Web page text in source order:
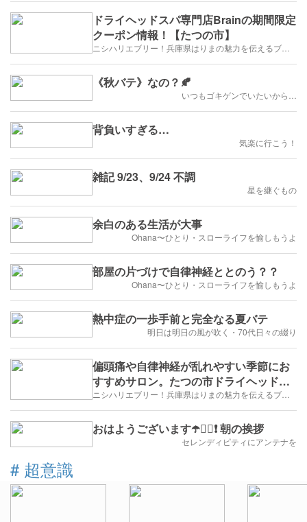
ドライヘッドスパ専門店Brainの期間限定
クーポン情報！【たつの市】
ニシハリエブリー！兵庫県はりまの魅力を伝えるブログ【西播磨】
《秋バテ》なの？🍂
いつもゴキゲンでいたいから…
背負いすぎる…
気楽に行こう！
雑記 9/23、9/24 不調
星を継ぐもの
余白のある生活が大事
Ohana〜ひとり・スローライフを愉しもうよ
部屋の片づけで自律神経ととのう？？
Ohana〜ひとり・スローライフを愉しもうよ
熱中症の一歩手前と完全なる夏バテ
明日は明日の風が吹く・70代日々の綴り
偏頭痛や自律神経が乱れやすい季節にお
すすめサロン。たつの市ドライヘッドス
パ専門店Brain
ニシハリエブリー！兵庫県はりまの魅力を伝えるブログ【西播磨】
おはようございます☂️🙋‍♀️❗ 朝の挨拶
セレンディピティにアンテナを
# 超意識